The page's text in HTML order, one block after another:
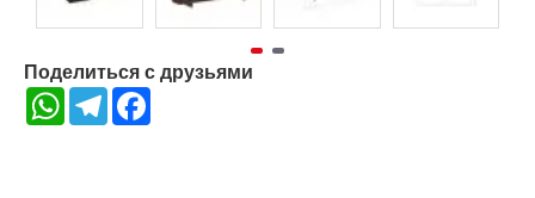
Поделиться с друзьями
WhatsAppTelegram